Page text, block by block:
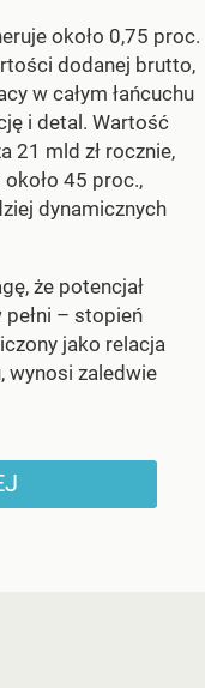
około 0,75 proc.
dodanej brutto,
w całym łańcuchu
i detal. Wartość
21 mld zł rocznie,
45 proc.,
dynamicznych
że potencjał
– stopień
jako relacja
wynosi zaledwie